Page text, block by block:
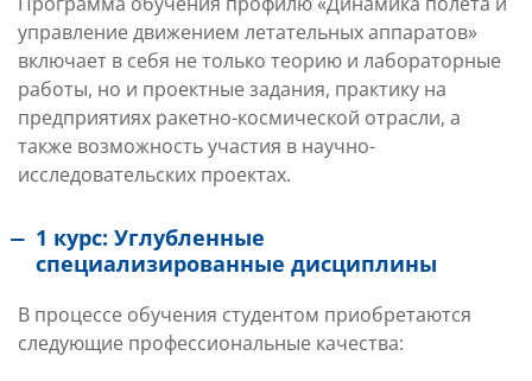
управление движением летательных аппаратов»
включает в себя не только теорию и лабораторные
работы, но и проектные задания, практику на
предприятиях ракетно-космической отрасли, а
также возможность участия в научно-
исследовательских проектах.
1 курс: Углубленные
специализированные дисциплины
В процессе обучения студентом приобретаются
следующие профессиональные качества: